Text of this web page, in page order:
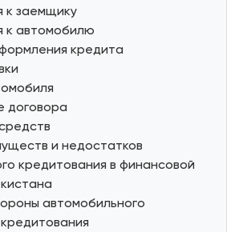
к заемщику
к автомобилю
кредита
договора
и недостатков
кредитования в финансовой
автомобильного